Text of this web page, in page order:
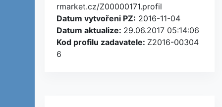
rmarket.cz/Z00000171.profil
Datum vytvořeni PZ: 2016-11-04
Datum aktualize: 29.06.2017 05:14:06
Kod profilu zadavatele: Z2016-00304
6